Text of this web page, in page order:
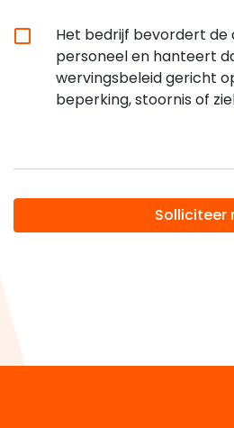
Het bedrijf bevordert de
personeel en hanteert
wervingsbeleid gericht
beperking, stoornis of
Solliciteer